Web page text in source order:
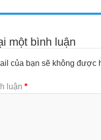
một bình luận
của bạn sẽ không được
luận *